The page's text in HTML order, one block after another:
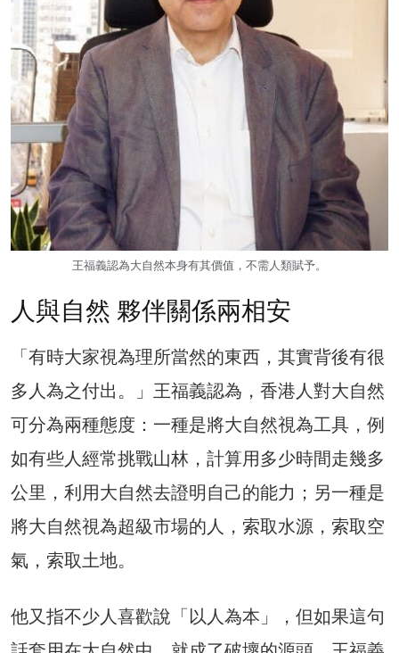
王福義認為大自然本身有其價值，不需人類賦予。
人與自然 夥伴關係兩相安
「有時大家視為理所當然的東西，其實背後有很
多人為之付出。」王福義認為，香港人對大自然
可分為兩種態度：一種是將大自然視為工具，例
如有些人經常挑戰山林，計算用多少時間走幾多
公里，利用大自然去證明自己的能力；另一種是
將大自然視為超級市場的人，索取水源，索取空
氣，索取土地。
他又指不少人喜歡說「以人為本」，但如果這句